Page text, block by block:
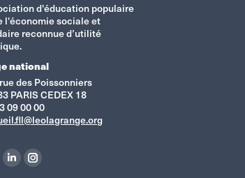
d'éducation populaire
l'économie sociale et
reconnue d’utilité
national
des Poissonniers
PARIS CEDEX 18
09 00 00
nous sur :
La
La